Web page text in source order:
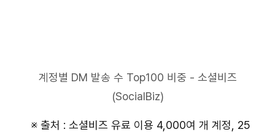
계정별 DM 발송 수 Top100 비중 - 소셜비즈
(SocialBiz)
※ 출처 : 소셜비즈 유료 이용 4,000여 개 계정, 25